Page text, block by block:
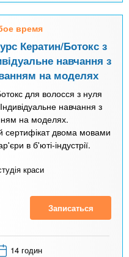
время
Кератин/Ботокс з
навчання з
на моделях
для волосся з нуля
навчання з
на моделях.
сертифікат двома мовами
в б'юті-індустрії.
краси
Записаться
14 годин